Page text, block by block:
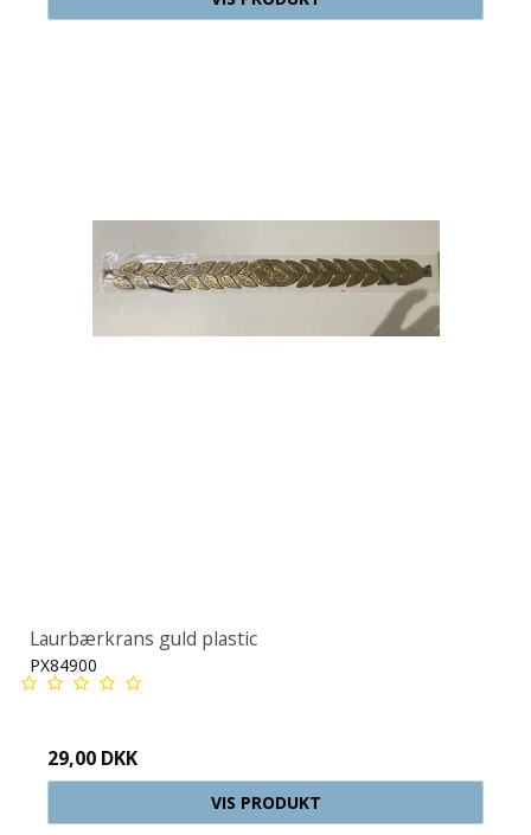
Laurbærkrans guld plastic
PX84900
29,00 DKK
VIS PRODUKT